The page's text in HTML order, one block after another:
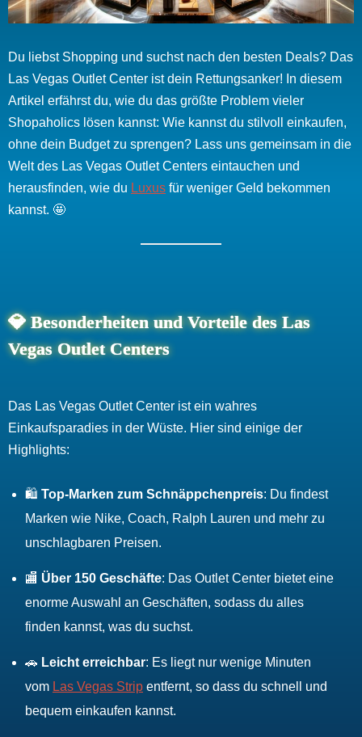
Du liebst Shopping und suchst nach den besten Deals? Das
Las Vegas Outlet Center ist dein Rettungsanker! In diesem
Artikel erfährst du, wie du das größte Problem vieler
Shopaholics lösen kannst: Wie kannst du stilvoll einkaufen,
ohne dein Budget zu sprengen? Lass uns gemeinsam in die
Welt des Las Vegas Outlet Centers eintauchen und
herausfinden, wie du Luxus für weniger Geld bekommen
kannst. 🤩
💎 Besonderheiten und Vorteile des Las
Vegas Outlet Centers
Das Las Vegas Outlet Center ist ein wahres
Einkaufsparadies in der Wüste. Hier sind einige der
Highlights:
🛍️ Top-Marken zum Schnäppchenpreis: Du findest
Marken wie Nike, Coach, Ralph Lauren und mehr zu
unschlagbaren Preisen.
🏬 Über 150 Geschäfte: Das Outlet Center bietet eine
enorme Auswahl an Geschäften, sodass du alles
finden kannst, was du suchst.
🚗 Leicht erreichbar: Es liegt nur wenige Minuten
vom Las Vegas Strip entfernt, so dass du schnell und
bequem einkaufen kannst.